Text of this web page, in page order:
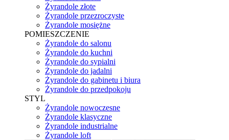
Żyrandole złote
Żyrandole przezroczyste
Żyrandole mosiężne
POMIESZCZENIE
Żyrandole do salonu
Żyrandole do kuchni
Żyrandole do sypialni
Żyrandole do jadalni
Żyrandole do gabinetu i biura
Żyrandole do przedpokoju
STYL
Żyrandole nowoczesne
Żyrandole klasyczne
Żyrandole industrialne
Żyrandole loft